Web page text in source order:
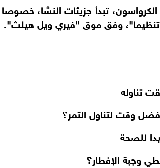
تبدأ جزيئات النشا، خصوصا
تنظيما"، وفق موق "فيري ويل هيلث".
تناوله
وقت لتناول التمر؟
للصحة
وجبة الإفطار؟